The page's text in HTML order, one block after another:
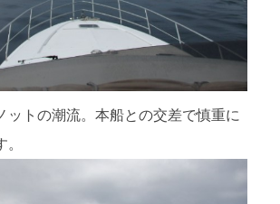
ットの潮流。本船との交差で慎重に